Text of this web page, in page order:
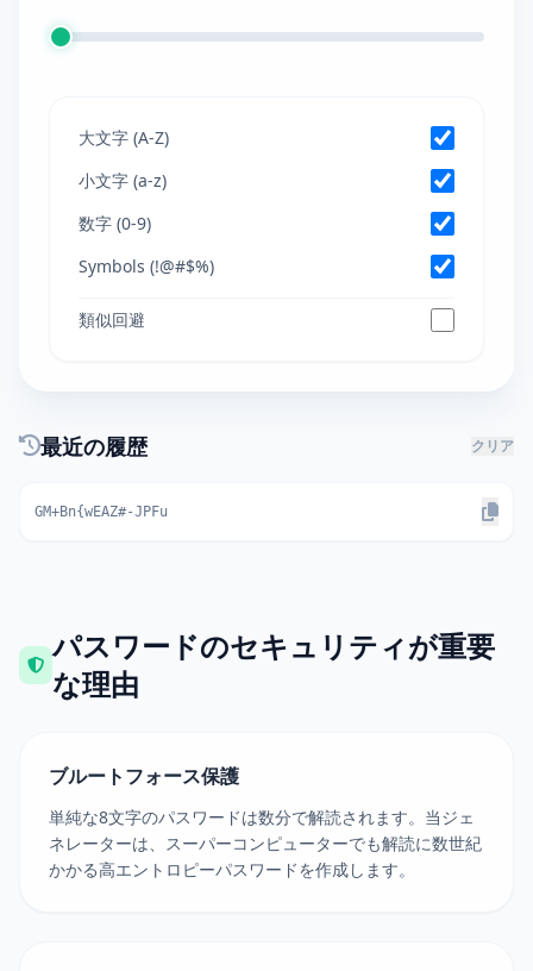
大文字 (A-Z)
小文字 (a-z)
数字 (0-9)
Symbols (!@#$%)
類似回避
最近の履歴 クリア
GM+Bn{wEAZ#-JPFu
パスワードのセキュリティが重要
な理由
ブルートフォース保護
単純な8文字のパスワードは数分で解読されます。当ジェ
ネレーターは、スーパーコンピューターでも解読に数世紀
かかる高エントロピーパスワードを作成します。